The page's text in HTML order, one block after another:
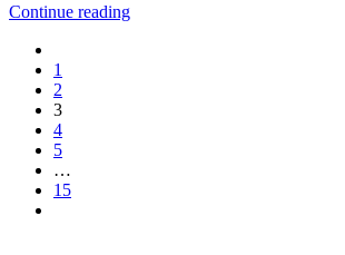
Continue reading
1
2
3
4
5
…
15